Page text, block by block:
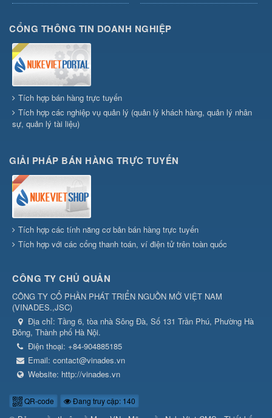
CỔNG THÔNG TIN DOANH NGHIỆP
Tích hợp bán hàng trực tuyến
Tích hợp các nghiệp vụ quản lý (quản lý khách hàng, quản lý nhân
sự, quản lý tài liệu)
GIẢI PHÁP BÁN HÀNG TRỰC TUYẾN
Tích hợp các tính năng cơ bản bán hàng trực tuyến
Tích hợp với các cổng thanh toán, ví điện tử trên toàn quốc
CÔNG TY CHỦ QUẢN
CÔNG TY CỔ PHẦN PHÁT TRIỂN NGUỒN MỞ VIỆT NAM
(VINADES.,JSC)
Địa chỉ: Tầng 6, tòa nhà Sông Đà, Số 131 Trần Phú, Phường Hà
Đông, Thành phố Hà Nội.
Điện thoại: +84-904885185
Email: contact@vinades.vn
Website: http://vinades.vn
QR-code Đang truy cập: 140